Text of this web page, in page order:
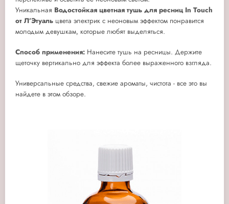
Уникальная Водостойкая цветная тушь для ресниц In Touch
от Л’Этуаль цвета электрик с неоновым эффектом понравится
молодым девушкам, которые любят выделяться.
Способ применения: Нанесите тушь на ресницы. Держите
щеточку вертикально для эффекта более выраженного взгляда.
Универсальные средства, свежие ароматы, чистота - все это вы
найдете в этом обзоре.